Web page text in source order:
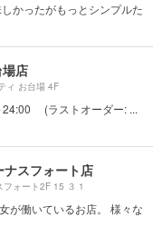
かったがもっとシンプルた
店
ィ お台場 4F
24:00 (ラストオーダー: ...
スフォート店
フォート2F 15 ３ 1
が働いているお店。 様々な